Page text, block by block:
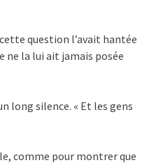
question l’avait hantée
ne la lui ait jamais posée
long silence. « Et les gens
comme pour montrer que